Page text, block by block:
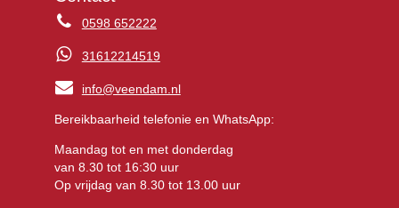
0598 652222
31612214519
info@veendam.nl
Bereikbaarheid telefonie en WhatsApp:
Maandag tot en met donderdag
van 8.30 tot 16:30 uur
Op vrijdag van 8.30 tot 13.00 uur